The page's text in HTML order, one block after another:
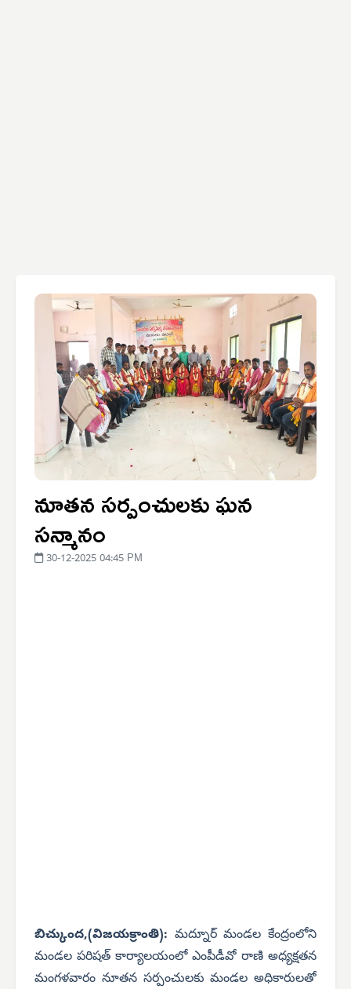
నూతన సర్పంచులకు ఘన
సన్మానం
30-12-2025 04:45 PM
బిచ్కుంద,(విజయక్రాంతి): మద్నూర్ మండల కేంద్రంలోని
మండల పరిషత్ కార్యాలయంలో ఎంపీడీవో రాణి అధ్యక్షతన
మంగళవారం నూతన సర్పంచులకు మండల అధికారులతో